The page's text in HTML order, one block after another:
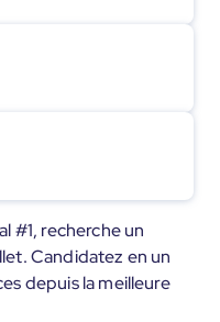
#1, recherche un
Candidatez en un
depuis la meilleure